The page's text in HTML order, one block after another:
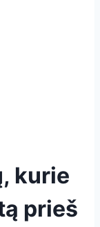
kurie
prieš